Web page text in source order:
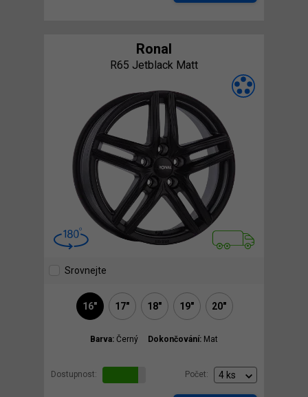
Ronal
R65 Jetblack Matt
Srovnejte
16" 17" 18" 19" 20"
Barva: Černý Dokončování: Mat
Dostupnost: Počet: